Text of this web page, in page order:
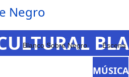
Blanco Sobre Negro Escena
MÚSICA